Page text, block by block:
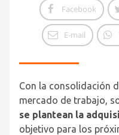
Facebook
E-mail
Con la consolidación
mercado de trabajo,
se plantean la
objetivo para los